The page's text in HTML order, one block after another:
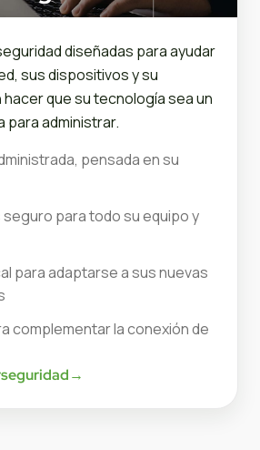
diseñadas para ayudar
sus dispositivos y su
que su tecnología sea un
para administrar.
pensada en su
para todo su equipo y
para adaptarse a sus nuevas
complementar la conexión de
→